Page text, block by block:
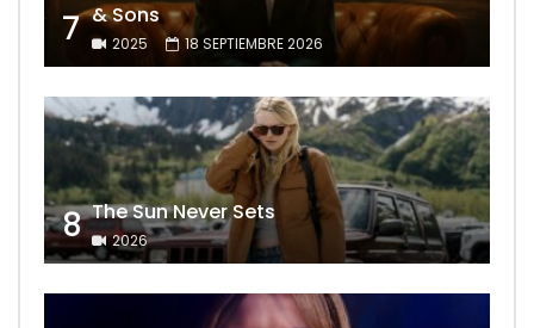
7 & Sons
2025 18 SEPTIEMBRE 2026
8 The Sun Never Sets
2026